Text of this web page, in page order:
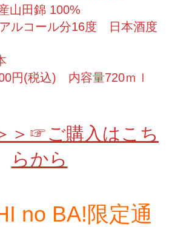
山田錦 100%
ルコール分16度 日本酒度
円(税込) 内容量720ｍｌ
＞☞ご購入はこち
らから
no BA!限定通